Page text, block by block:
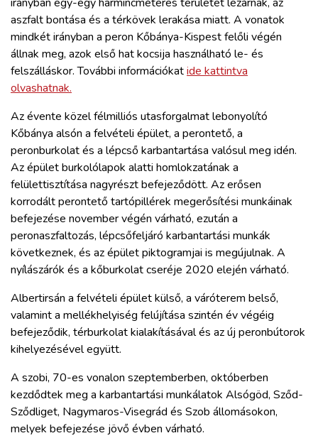
aszfalt bontása és a térkövek lerakása miatt. A vonatok
mindkét irányban a peron Kőbánya-Kispest felőli végén
állnak meg, azok első hat kocsija használható le- és
felszálláskor. További információkatide kattintva
olvashatnak.
Az évente közel félmilliós utasforgalmat lebonyolító
Kőbánya alsón a felvételi épület, a perontető, a
peronburkolat és a lépcső karbantartása valósul meg idén.
Az épület burkolólapok alatti homlokzatának a
felülettisztítása nagyrészt befejeződött. Az erősen
korrodált perontető tartópillérek megerősítési munkáinak
befejezése november végén várható, ezután a
peronaszfaltozás, lépcsőfeljáró karbantartási munkák
következnek, és az épület piktogramjai is megújulnak. A
nyílászárók és a kőburkolat cseréje 2020 elején várható.
Albertirsán a felvételi épület külső, a váróterem belső,
valamint a mellékhelyiség felújítása szintén év végéig
befejeződik, térburkolat kialakításával és az új peronbútorok
kihelyezésével együtt.
A szobi, 70-es vonalon szeptemberben, októberben
kezdődtek meg a karbantartási munkálatok Alsógöd, Sződ-
Sződliget, Nagymaros-Visegrád és Szob állomásokon,
melyek befejezése jövő évben várható.